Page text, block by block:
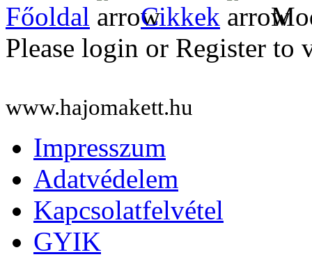
Főoldal Cikkek
Please login or Register to
www.hajomakett.hu
Impresszum
Adatvédelem
Kapcsolatfelvétel
GYIK